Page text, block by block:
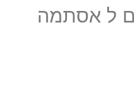
ל אסתמה